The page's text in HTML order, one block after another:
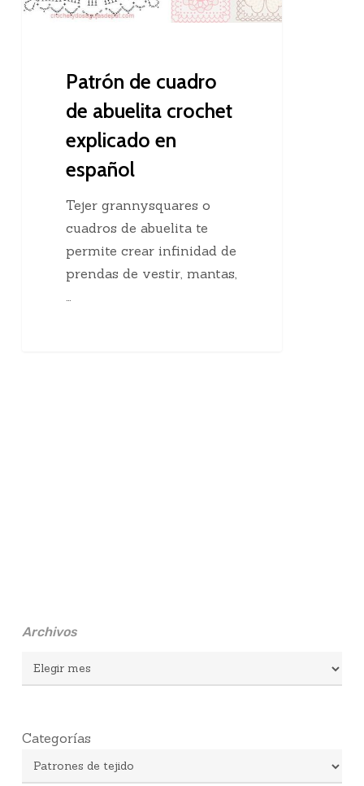
explicado
Patrón de cuadro
de abuelita crochet
explicado en
español
Tejer grannysquares o
cuadros de abuelita te
permite crear infinidad de
prendas de vestir, mantas,
Archivos
Archivos
Categorías